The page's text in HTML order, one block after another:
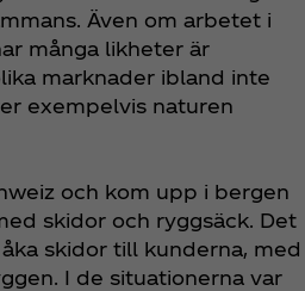
Även om arbetet i
många likheter är
marknader ibland inte
exempelvis naturen
och kom upp i bergen
skidor och ryggsäck. Det
skidor till kunderna, med
I de situationerna var